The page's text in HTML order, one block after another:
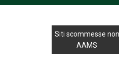
Siti scommesse non
AAMS